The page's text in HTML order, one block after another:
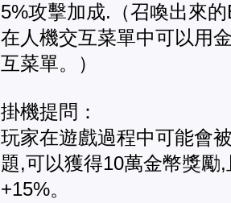
5%攻擊加成.（召喚出來
在人機交互菜單中可以用
互菜單。）
掛機提問：
玩家在遊戲過程中可能會
題,可以獲得10萬金幣獎勵
+15%。